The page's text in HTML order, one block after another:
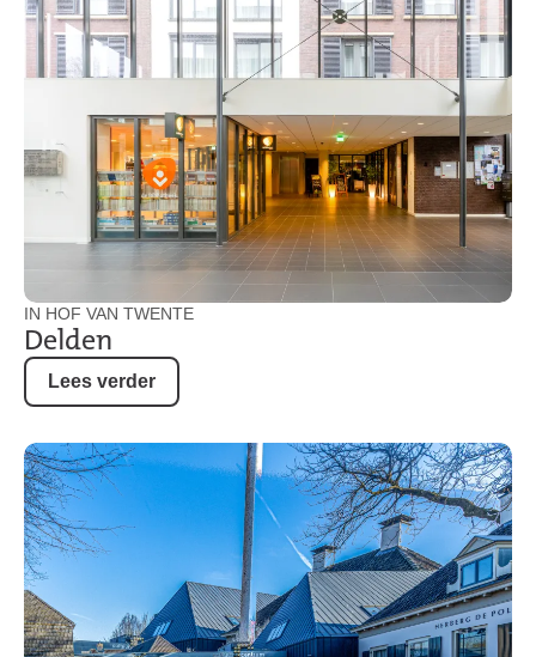
Lees verder
IN HOF VAN TWENTE
Delden